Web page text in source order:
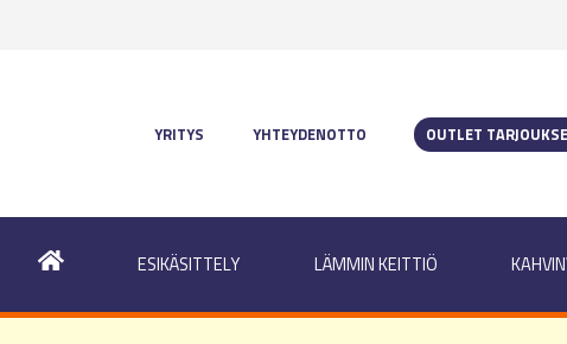
YRITYS YHTEYDENOTTO OUTLET
ESIKÄSITTELY LÄMMIN KEITTIÖ